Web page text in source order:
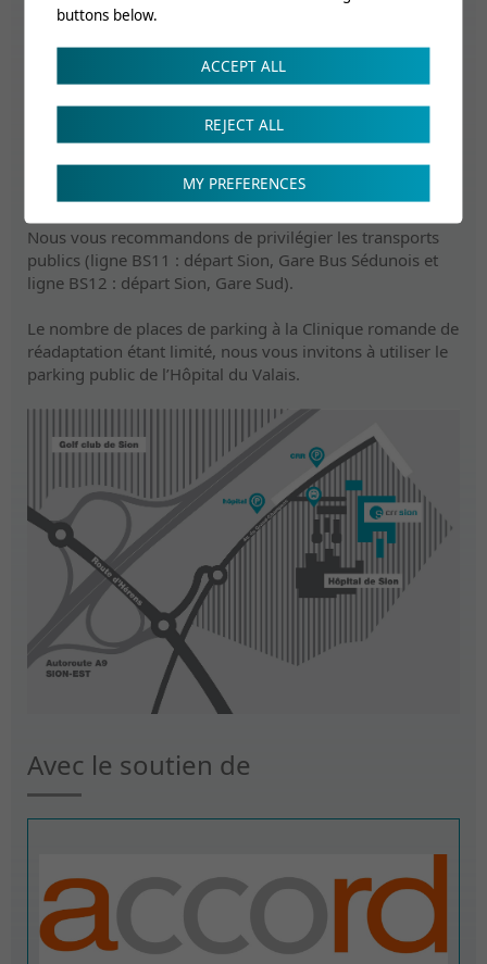
Accès
Nous vous recommandons de privilégier les transports
publics (ligne BS11 : départ Sion, Gare Bus Sédunois et
ligne BS12 : départ Sion, Gare Sud).
Le nombre de places de parking à la Clinique romande de
réadaptation étant limité, nous vous invitons à utiliser le
parking public de l’Hôpital du Valais.
Avec le soutien de
buttons below.
ACCEPT ALL
REJECT ALL
MY PREFERENCES